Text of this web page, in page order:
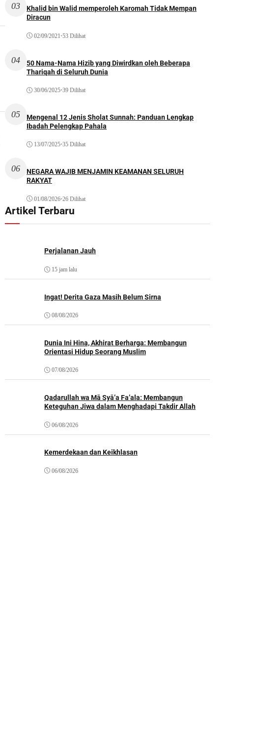
03
Khalid bin Walid memperoleh Karomah Tidak Mempan
Diracun
02/09/2021•53 Dilihat
04
50 Nama-Nama Hizib yang Diwirdkan oleh Beberapa
Thariqah di Seluruh Dunia
30/06/2025•39 Dilihat
05
Mengenal 12 Jenis Sholat Sunnah: Panduan Lengkap
Ibadah Pelengkap Pahala
13/07/2025•35 Dilihat
06
NEGARA WAJIB MENJAMIN KEAMANAN SELURUH
RAKYAT
01/08/2026•26 Dilihat
Artikel Terbaru
Perjalanan Jauh
15 jam lalu
Ingat! Derita Gaza Masih Belum Sirna
08/08/2026
Dunia Ini Hina, Akhirat Berharga: Membangun
Orientasi Hidup Seorang Muslim
07/08/2026
Qadarullah wa Mā Syā’a Fa’ala: Membangun
Keteguhan Jiwa dalam Menghadapi Takdir Allah
06/08/2026
Kemerdekaan dan Keikhlasan
06/08/2026